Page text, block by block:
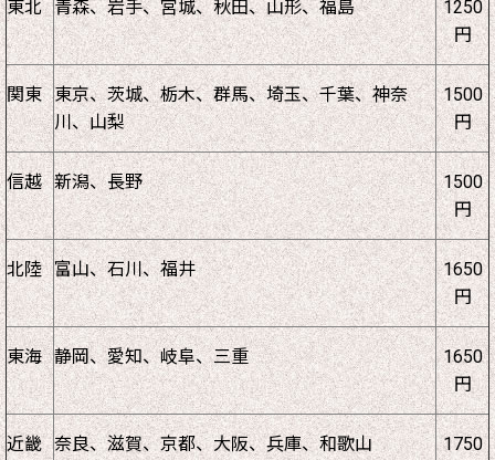
東北 青森、岩手、宮城、秋田、山形、福島
1250
円
関東 東京、茨城、栃木、群馬、埼玉、千葉、神奈
川、山梨
1500
円
信越 新潟、長野
1500
円
北陸 富山、石川、福井
1650
円
東海 静岡、愛知、岐阜、三重
1650
円
近畿 奈良、滋賀、京都、大阪、兵庫、和歌山
1750